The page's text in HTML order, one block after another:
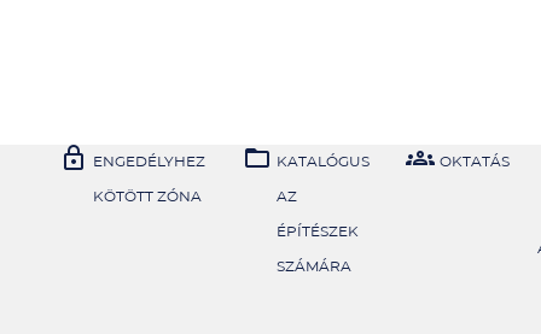
 ENGEDÉLYHEZ
KÖTÖTT ZÓNA
 KATALÓGUS
AZ
ÉPÍTÉSZEK
SZÁMÁRA
 OKTATÁS